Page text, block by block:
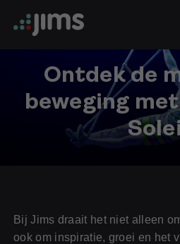
Ontdek de
beweging
Bij Jims draait het niet alleen
ook om inspiratie, groei en het